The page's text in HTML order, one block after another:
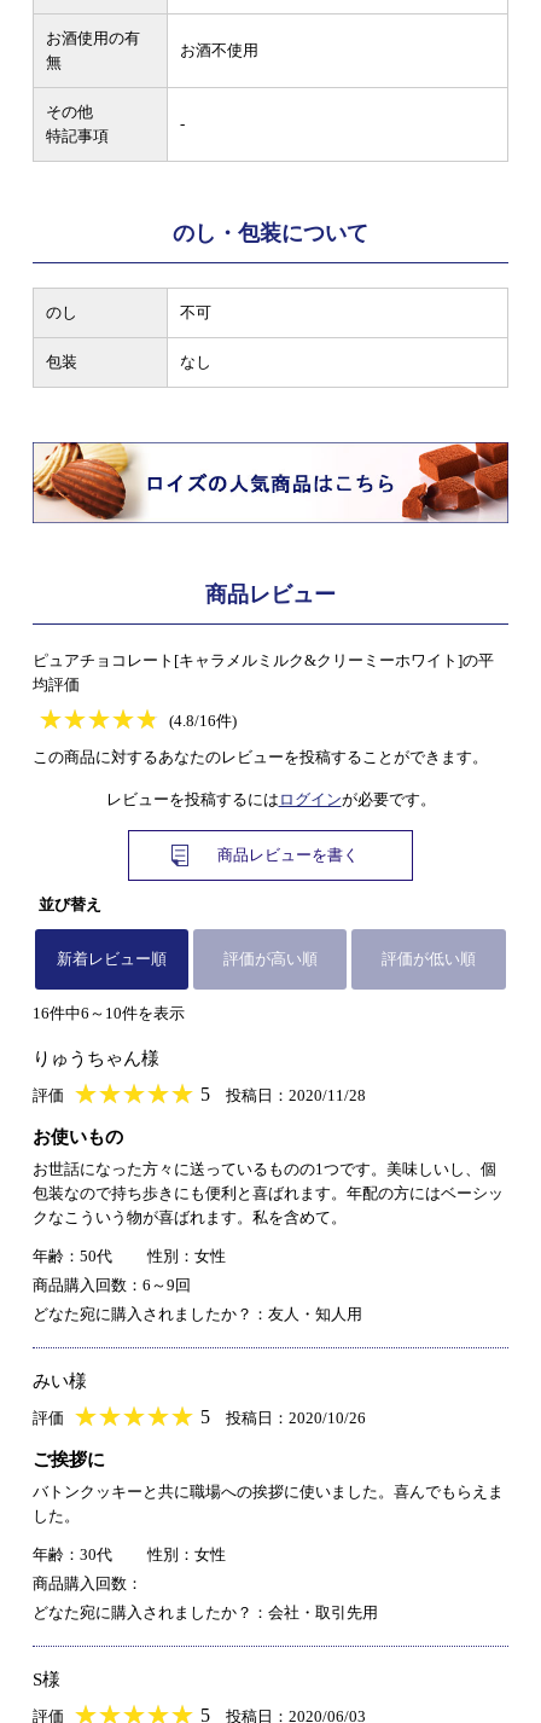
お酒使用の有
無
お酒不使用
その他
特記事項
-
のし・包装について
のし 不可
包装 なし
商品レビュー
ピュアチョコレート[キャラメルミルク&クリーミーホワイト]の平
均評価
★★★★★
★★★★★
(4.8/16件)
この商品に対するあなたのレビューを投稿することができます。
レビューを投稿するには ログインが必要です。
商品レビューを書く
並び替え
新着レビュー順 評価が高い順 評価が低い順
16件中6～10件を表示
りゅうちゃん様
評価 ★★★★★
★★★★★ 5 投稿日：2020/11/28
お使いもの
お世話になった方々に送っているものの1つです。美味しいし、個
包装なので持ち歩きにも便利と喜ばれます。年配の方にはベーシッ
クなこういう物が喜ばれます。私を含めて。
年齢：50代
性別：女性
商品購入回数：6～9回
どなた宛に購入されましたか？：友人・知人用
みい様
評価 ★★★★★
★★★★★ 5 投稿日：2020/10/26
ご挨拶に
バトンクッキーと共に職場への挨拶に使いました。喜んでもらえま
した。
年齢：30代
性別：女性
商品購入回数：
どなた宛に購入されましたか？：会社・取引先用
S様
評価 ★★★★★
★★★★★ 5 投稿日：2020/06/03